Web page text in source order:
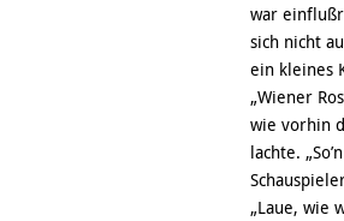
war
sich nicht
ein kleines
„Wiener
wie vorhin
lachte.
„Laue, wie